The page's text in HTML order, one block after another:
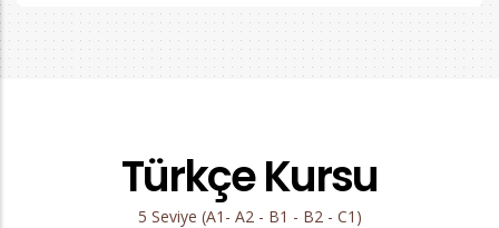
Türkçe Kursu
5 Seviye (A1- A2 - B1 - B2 - C1)